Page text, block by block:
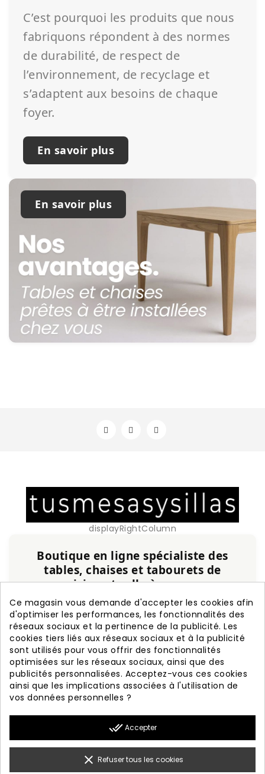
C’est pourquoi les produits que nous
fabriquons répondent à des normes
de durabilité, de respect de
l’environnement, de recyclage et
s’adaptent aux besoins de chaque
foyer.
En savoir plus
En savoir plus
displayRightColumn
Boutique en ligne spécialiste des
tables, chaises et tabourets de
cuisine et salle à manger
Service personnalisé, expérience et qualité
garanties.
+20 ans d'expérience
Fabrication nationale
Garantie de 3 ans
Livraison rapide
PRODUITS 

INFORMATION 
Ce magasin vous demande d'accepter les cookies afin
d'optimiser les performances, les fonctionnalités des
réseaux sociaux et la pertinence de la publicité. Les
cookies tiers liés aux réseaux sociaux et à la publicité
sont utilisés pour vous offrir des fonctionnalités
optimisées sur les réseaux sociaux, ainsi que des
publicités personnalisées. Acceptez-vous ces cookies
ainsi que les implications associées à l'utilisation de
vos données personnelles ?
done_all Accepter
clear Refuser tous les cookies